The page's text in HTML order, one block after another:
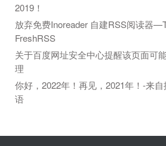
2019！
放弃免费Inoreader 自建RSS阅读器
FreshRSS
关于百度网址安全中心提醒该页面可
理
你好，2022年！再见，2021年！-来
语